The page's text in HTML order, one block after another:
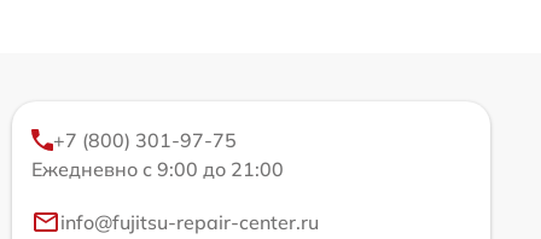
+7 (800) 301-97-75
Ежедневно с 9:00 до 21:00
info@fujitsu-repair-center.ru